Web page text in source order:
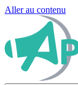
Aller au contenu